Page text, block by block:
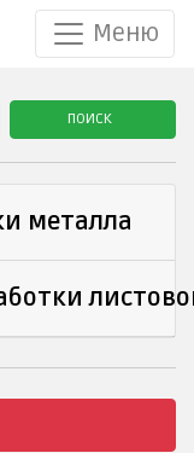
Меню
ПОИСК
металла